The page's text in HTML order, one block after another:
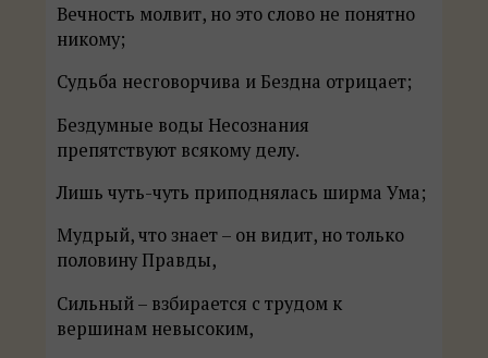
Вечность молвит, но это слово не понятно
никому;
Судьба несговорчива и Бездна отрицает;
Бездумные воды Несознания
препятствуют всякому делу.
Лишь чуть-чуть приподнялась ширма Ума;
Мудрый, что знает – он видит, но только
половину Правды,
Сильный – взбирается с трудом к
вершинам невысоким,